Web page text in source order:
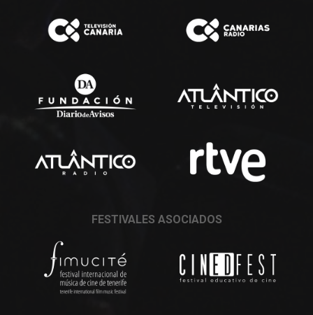
FESTIVALES ASOCIADOS